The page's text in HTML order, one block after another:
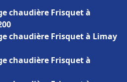
chaudière Frisquet à
chaudière Frisquet à Limay
chaudière Frisquet à